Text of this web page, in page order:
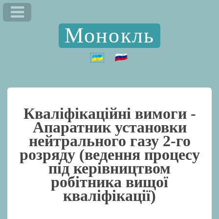
Монокль
Кваліфікаційні вимоги -
Апаратник установки
нейтрального газу 2-го
розряду (ведення процесу
під керівництвом
робітника вищої
кваліфікації)